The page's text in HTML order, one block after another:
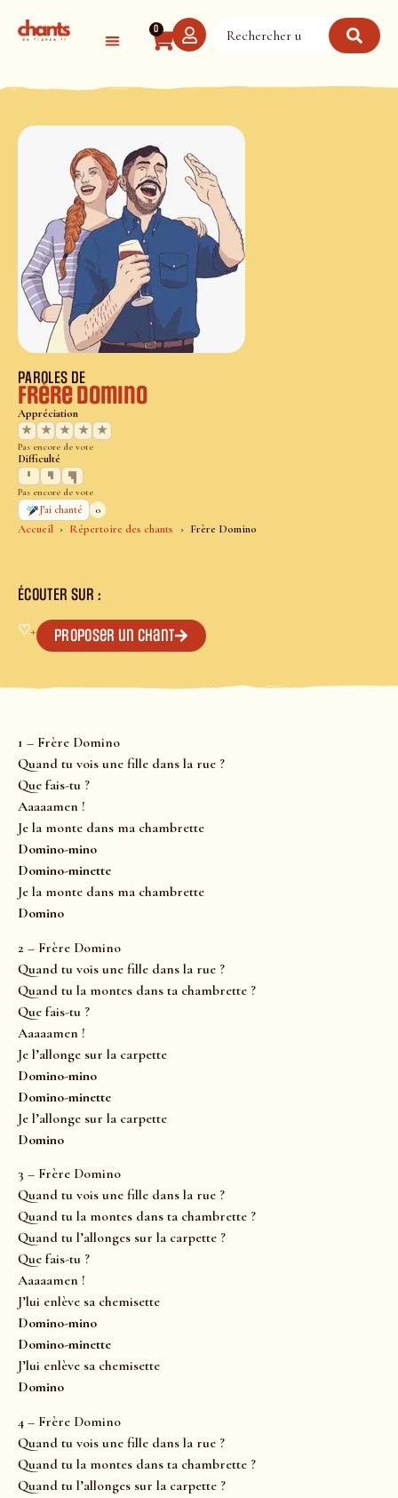
0
Accueil Répertoire des chants Frère Domino
PAROLES DE
Frère Domino
Appréciation
★
★ ★ ★ ★
Pas encore de vote
Difficulté
Pas encore de vote
J’ai chanté
0
ÉCOUTER SUR :
♡+ Proposer un chant
1 – Frère Domino
Quand tu vois une fille dans la rue ?
Que fais-tu ?
Aaaaamen !
Je la monte dans ma chambrette
Domino-mino
Domino-minette
Je la monte dans ma chambrette
Domino
2 – Frère Domino
Quand tu vois une fille dans la rue ?
Quand tu la montes dans ta chambrette ?
Que fais-tu ?
Aaaaamen !
Je l’allonge sur la carpette
Domino-mino
Domino-minette
Je l’allonge sur la carpette
Domino
3 – Frère Domino
Quand tu vois une fille dans la rue ?
Quand tu la montes dans ta chambrette ?
Quand tu l’allonges sur la carpette ?
Que fais-tu ?
Aaaaamen !
J’lui enlève sa chemisette
Domino-mino
Domino-minette
J’lui enlève sa chemisette
Domino
4 – Frère Domino
Quand tu vois une fille dans la rue ?
Quand tu la montes dans ta chambrette ?
Quand tu l’allonges sur la carpette ?